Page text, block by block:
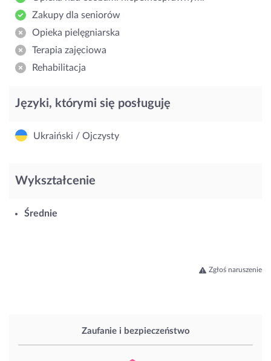
Zaufanie i bezpieczeństwo
Zakupy dla seniorów
Opieka pielęgniarska
Terapia zajęciowa
Rehabilitacja
Języki, którymi się posługuję
Ukraiński / Ojczysty
Wykształcenie
Średnie
Zgłoś naruszenie